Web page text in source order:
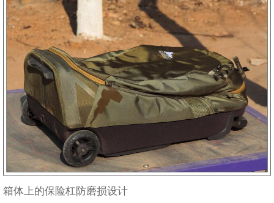
箱体上的保险杠防磨损设计